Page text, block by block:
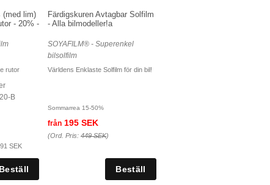
(med lim)
- 20% -
rutor
B
SEK
Färdigskuren Avtagbar Solfilm
- Alla bilmodeller!a
SOYAFILM® - Superenkel
bilsolfilm
Världens Enklaste Solfilm för din bil!
Sommarrea 15-50%
från 195 SEK
(Ord. Pris:449 SEK)